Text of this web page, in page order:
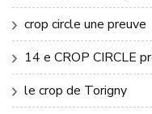
crop circle une preuve
14 e CROP CIRCLE
le crop de Torigny